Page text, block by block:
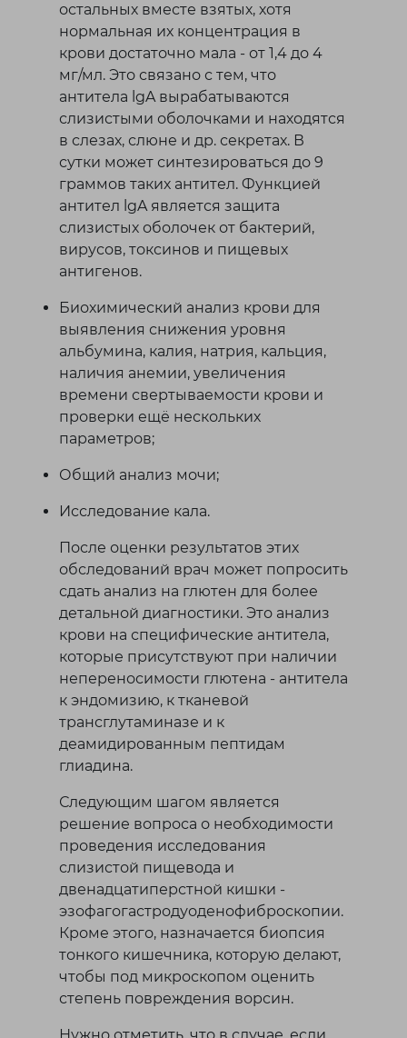
остальных вместе взятых, хотя
нормальная их концентрация в
крови достаточно мала - от 1,4 до 4
мг/мл. Это связано с тем, что
антитела lgA вырабатываются
слизистыми оболочками и находятся
в слезах, слюне и др. секретах. В
сутки может синтезироваться до 9
граммов таких антител. Функцией
антител lgA является защита
слизистых оболочек от бактерий,
вирусов, токсинов и пищевых
антигенов.
Биохимический анализ крови для
выявления снижения уровня
альбумина, калия, натрия, кальция,
наличия анемии, увеличения
времени свертываемости крови и
проверки ещё нескольких
параметров;
Общий анализ мочи;
Исследование кала.
После оценки результатов этих
обследований врач может попросить
сдать анализ на глютен для более
детальной диагностики. Это анализ
крови на специфические антитела,
которые присутствуют при наличии
непереносимости глютена - антитела
к эндомизию, к тканевой
трансглутаминазе и к
деамидированным пептидам
глиадина.
Следующим шагом является
решение вопроса о необходимости
проведения исследования
слизистой пищевода и
двенадцатиперстной кишки -
эзофагогастродуоденофиброскопии.
Кроме этого, назначается биопсия
тонкого кишечника, которую делают,
чтобы под микроскопом оценить
степень повреждения ворсин.